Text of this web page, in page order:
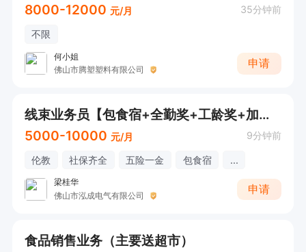
8000-12000 元/月 35分钟前
不限
何小姐
佛山市腾塑塑料有限公司
申请
线束业务员【包食宿+全勤奖+工龄奖+加班补贴】
5000-10000 元/月 9分钟前
伦教 社保齐全 五险一金 包食宿 ...
梁桂华
佛山市泓成电气有限公司
申请
食品销售业务（主要送超市）